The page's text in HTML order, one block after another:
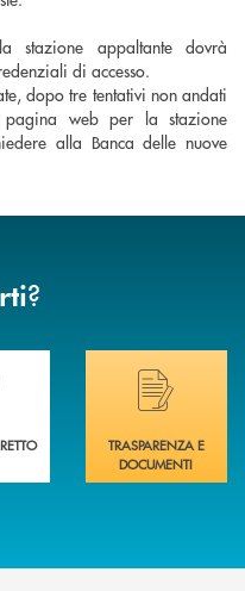
stazione appaltante dovrà
di accesso.
dopo tre tentativi non andati
web per la stazione
alla Banca delle nuove
?
di assistenza immediata?
Hai bisogno di
TRASPARENZA E
DOCUMENTI